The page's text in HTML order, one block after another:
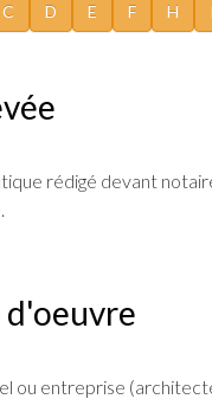
C D E F H I
rédigé devant
ou entreprise